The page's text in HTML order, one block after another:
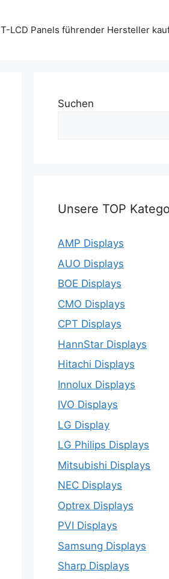
LCD Panels führender Hersteller
Suchen
Unsere TOP
AMP Displays
AUO Displays
BOE Displays
CMO Displays
CPT Displays
HannStar Displays
Hitachi Displays
Innolux Displays
IVO Displays
LG Display
LG Philips Displays
Mitsubishi Displays
NEC Displays
Optrex Displays
PVI Displays
Samsung Displays
Sharp Displays